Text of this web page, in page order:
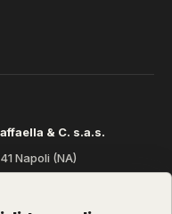
& C. s.a.s.
Napoli (NA)